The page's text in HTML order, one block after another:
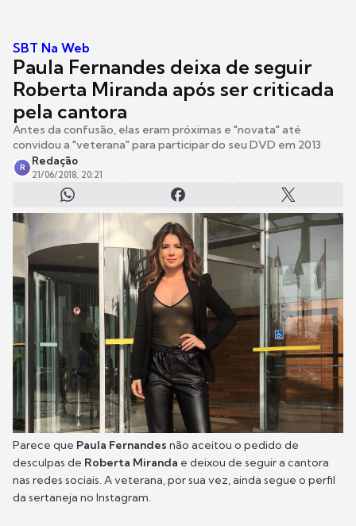
SBT Na Web
Paula Fernandes deixa de seguir
Roberta Miranda após ser criticada
pela cantora
Antes da confusão, elas eram próximas e "novata" até
convidou a "veterana" para participar do seu DVD em 2013
R
Redação
21/06/2018, 20:21
Parece que Paula Fernandes não aceitou o pedido de
desculpas de Roberta Miranda e deixou de seguir a cantora
nas redes sociais. A veterana, por sua vez, ainda segue o perfil
da sertaneja no Instagram.